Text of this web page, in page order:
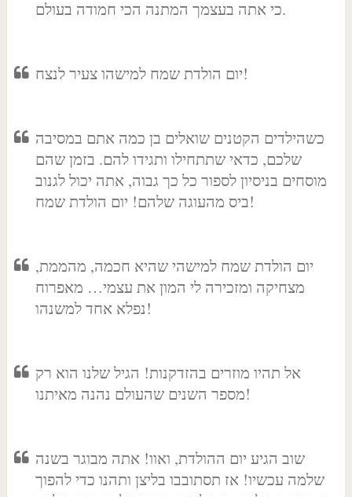
כי אתה בעצמך המתנה הכי חמודה בעולם.
יום הולדת שמח למישהו צעיר לנצח!
כשהילדים הקטנים שואלים בן כמה אתם במסיבה
שלכם, כדאי שתתחילו ותגידו להם. בזמן שהם
מוסחים בניסיון לספור כל כך גבוה, אתה יכול לגנוב
ביס מהעוגה שלהם! יום הולדת שמח!
יום הולדת שמח למישהי שהיא חכמה, מהממת,
מצחיקה ומזכירה לי המון את עצמי… מאפרוח
נפלא אחד למשנהו!
אל תהיו מוזרים בהזדקנות! הגיל שלנו הוא רק
מספר השנים שהעולם נהנה מאיתנו!
שוב הגיע יום ההולדת, ואוו! אתה מבוגר בשנה
שלמה עכשיו! אז תסתובבו בליצן ותהנו כדי להפוך